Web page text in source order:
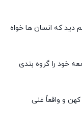
دید که انسان ها خواه
خود را گروه بندی
و واقعاً غنی